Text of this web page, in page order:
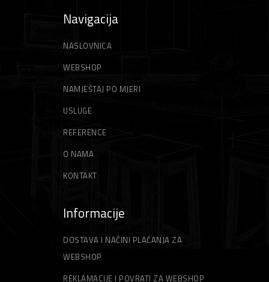
Navigacija
NASLOVNICA
WEBSHOP
NAMJEŠTAJ PO MJERI
USLUGE
REFERENCE
O NAMA
KONTAKT
Informacije
DOSTAVA I NAČINI PLAĆANJA ZA
WEBSHOP
REKLAMACIJE I POVRATI ZA WEBSHOP